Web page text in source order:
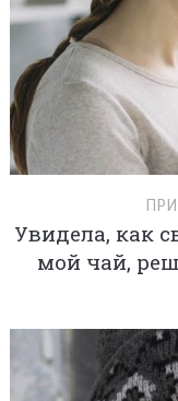
Увидела, как
мой чай,